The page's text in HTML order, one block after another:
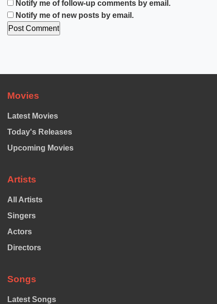
Notify me of follow-up comments by email.
Notify me of new posts by email.
Movies
Latest Movies
Today's Releases
Upcoming Movies
Artists
All Artists
Singers
Actors
Directors
Songs
Latest Songs